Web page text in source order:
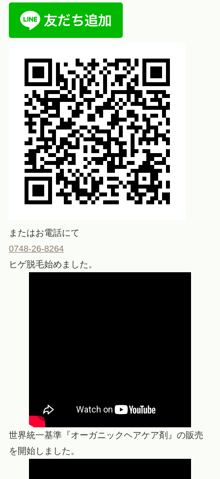
またはお電話にて
0748-26-8264
ヒゲ脱毛始めました。
世界統一基準『オーガニックヘアケア剤』の販売
を開始しました。